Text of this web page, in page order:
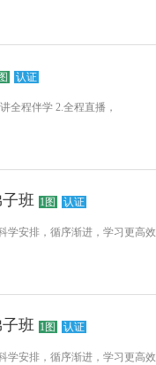
认证
全程伴学 2.全程直播，
班 1图 认证
安排，循序渐进，学习更高效
班 1图 认证
安排，循序渐进，学习更高效